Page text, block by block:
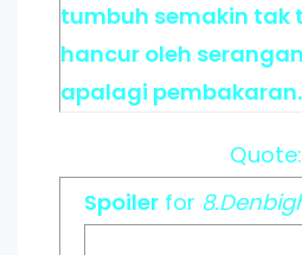
tumbuh semakin tak
hancur oleh
apalagi pembakaran.
Quote:
Spoiler for